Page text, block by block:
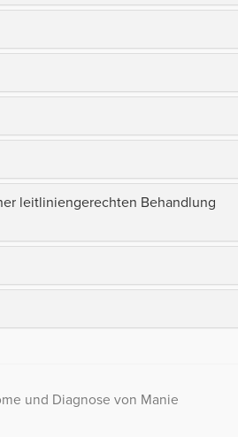
leitliniengerechten Behandlung
und Diagnose von Manie